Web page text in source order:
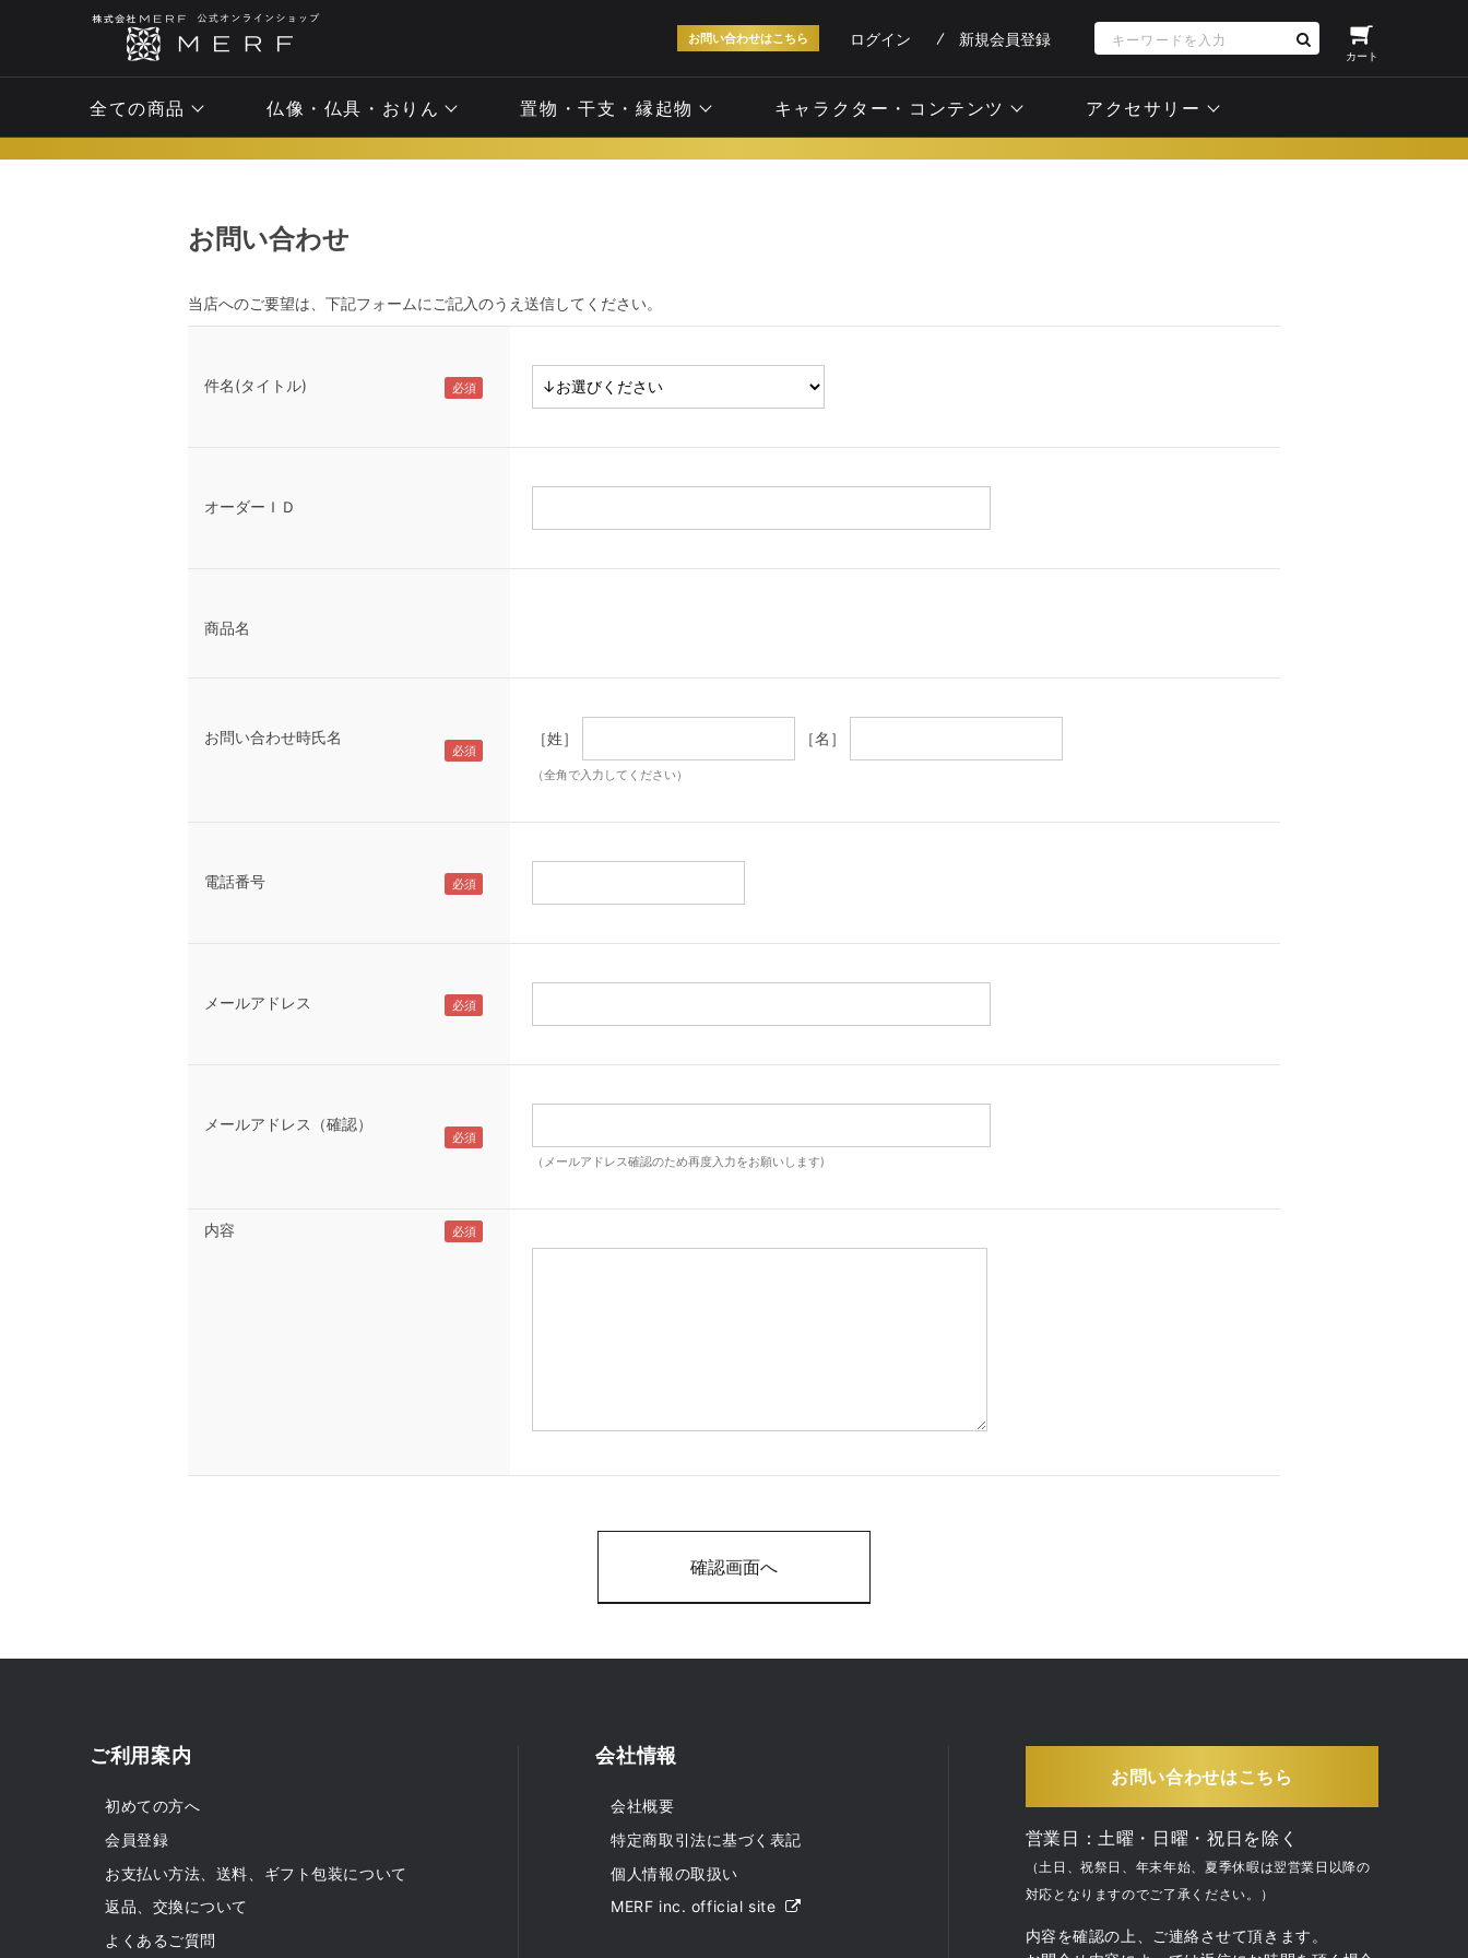
お問い合わせはこちら ログイン 新規会員登録
カート
全ての商品 仏像・仏具・おりん 置物・干支・縁起物 キャラクター・コンテンツ アクセサリー
お問い合わせ
当店へのご要望は、下記フォームにご記入のうえ送信してください。
件名(タイトル)
オーダーＩＤ
商品名
お問い合わせ時氏名 ［姓］ ［名］
（全角で入力してください）
電話番号
メールアドレス
メールアドレス（確認）
（メールアドレス確認のため再度入力をお願いします)
内容
ご利用案内
初めての方へ
会員登録
お支払い方法、送料、ギフト包装について
返品、交換について
よくあるご質問
会社情報
会社概要
特定商取引法に基づく表記
個人情報の取扱い
MERF inc. official site
お問い合わせはこちら
営業日：土曜・日曜・祝日を除く
（土日、祝祭日、年末年始、夏季休暇は翌営業日以降の
対応となりますのでご了承ください。）
内容を確認の上、ご連絡させて頂きます。